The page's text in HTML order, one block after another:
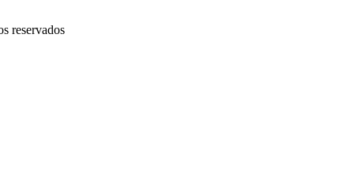
reservados